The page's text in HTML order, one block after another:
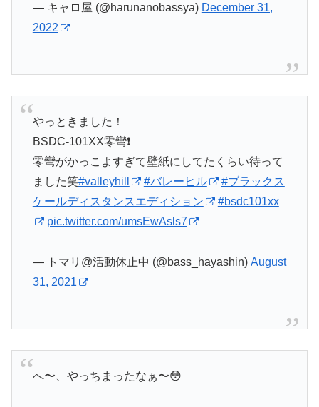
— キャロ屋 (@harunanobassya) December 31,
2022
やっときました！
BSDC-101XX零彎❗️
零彎がかっこよすぎて壁紙にしてたくらい待って
ました笑#valleyhill #バレーヒル
#ブラックス
ケールディスタンスエディション
#bsdc101xx
pic.twitter.com/umsEwAsls7
— トマリ@活動休止中 (@bass_hayashin) August
31, 2021
へ〜、やっちまったなぁ〜😳